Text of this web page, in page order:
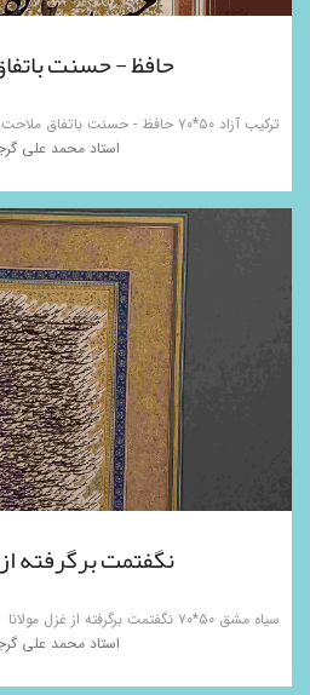
حافظ - حسنت
ترکیب آزاد ۵۰*۷۰ حافظ - حسنت باتفاق ملاحت...
استاد محمد علی
نگفتمت برگرفته
سیاه مشق ۵۰*۷۰ نگفتمت برگرفته از غزل مولانا
استاد محمد علی